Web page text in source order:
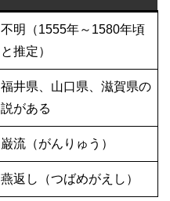
不明（1555年～1580年頃
と推定）
福井県、山口県、滋賀県の
説がある
巌流（がんりゅう）
燕返し（つばめがえし）